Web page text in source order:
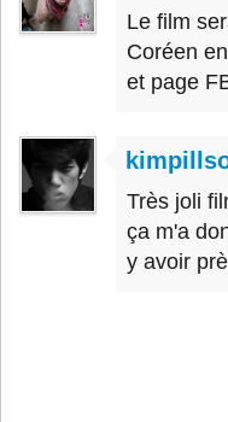
Le film
Coréen
et page
Très joli
ça m'a
y avoir